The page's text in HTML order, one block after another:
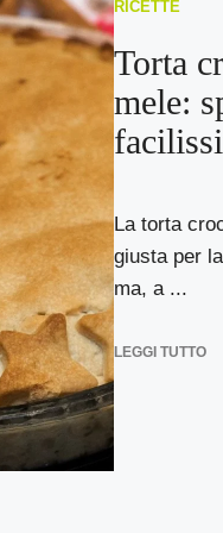
RICETTE
Torta
mele:
La torta
giusta per
ma, a ...
LEGGI TUTTO